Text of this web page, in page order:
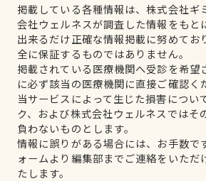
掲載している各種情報は、株式会社ギ
会社ウェルネスが調査した情報をもと
出来るだけ正確な情報掲載に努めてお
全に保証するものではありません。
掲載されている医療機関へ受診を希望
に必ず該当の医療機関に直接ご確認く
当サービスによって生じた損害につい
ク、および株式会社ウェルネスではそ
負わないものとします。
情報に誤りがある場合には、お手数で
ォームより編集部までご連絡をいただ
たします。